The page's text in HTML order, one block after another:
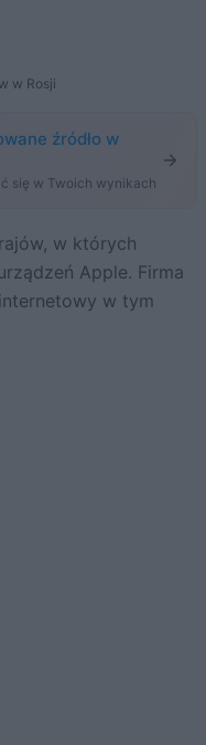
w Rosji
źródło w
się w Twoich wynikach
Apple. Firma
w tym